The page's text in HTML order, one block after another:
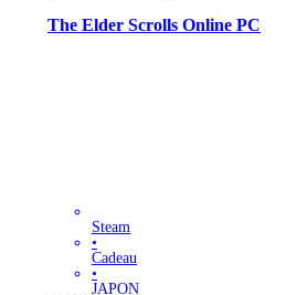
The Elder Scrolls Online PC
Steam
•
Cadeau
•
JAPON